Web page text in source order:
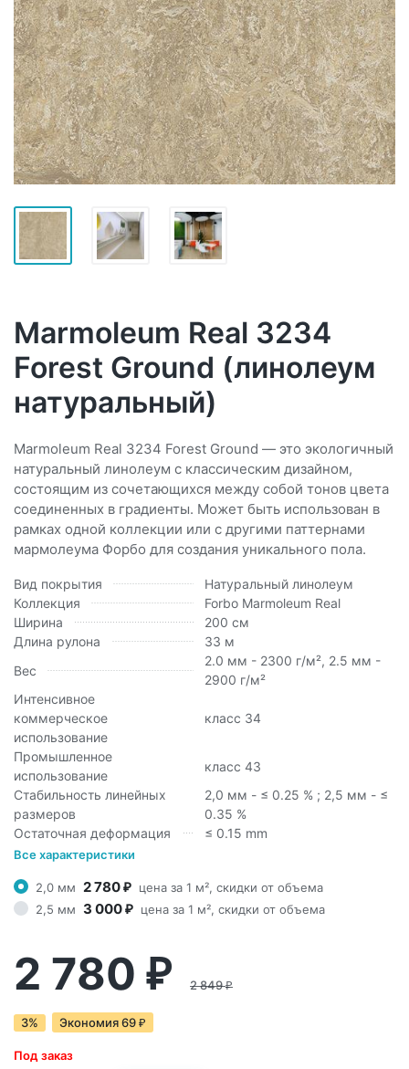
Marmoleum Real 3234
Forest Ground (линолеум
натуральный)
Marmoleum Real 3234 Forest Ground — это экологичный
натуральный линолеум с классическим дизайном,
состоящим из сочетающихся между собой тонов цвета
соединенных в градиенты. Может быть использован в
рамках одной коллекции или с другими паттернами
мармолеума Форбо для создания уникального пола.
Вид покрытия
Натуральный линолеум
Коллекция
Forbo Marmoleum Real
Ширина
200 см
Длина рулона
33 м
Вес
2.0 мм - 2300 г/м², 2.5 мм -
2900 г/м²
Интенсивное
коммерческое
использование
класс 34
Промышленное
использование
класс 43
Стабильность линейных
размеров
2,0 мм - ≤ 0.25 % ; 2,5 мм - ≤
0.35 %
Остаточная деформация
≤ 0.15 mm
Все характеристики
2,0 мм 2 780 ₽
цена за 1 м², скидки от объема
2,5 мм
3 000 ₽ цена за 1 м², скидки от объема
2 780 ₽ 2 849₽
3% Экономия69 ₽
Под заказ